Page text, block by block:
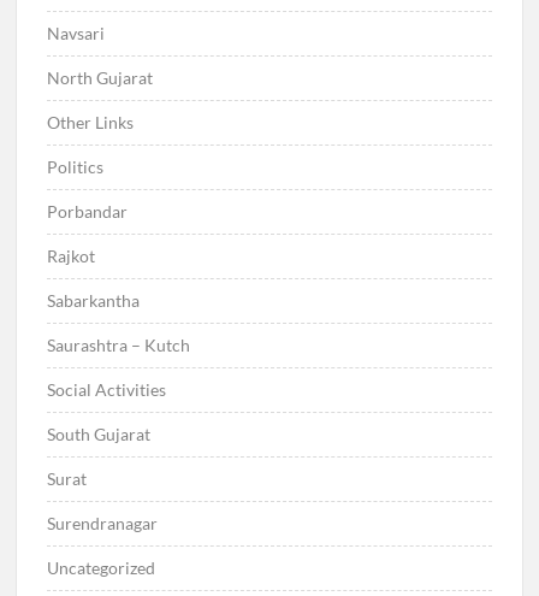
Navsari
North Gujarat
Other Links
Politics
Porbandar
Rajkot
Sabarkantha
Saurashtra – Kutch
Social Activities
South Gujarat
Surat
Surendranagar
Uncategorized